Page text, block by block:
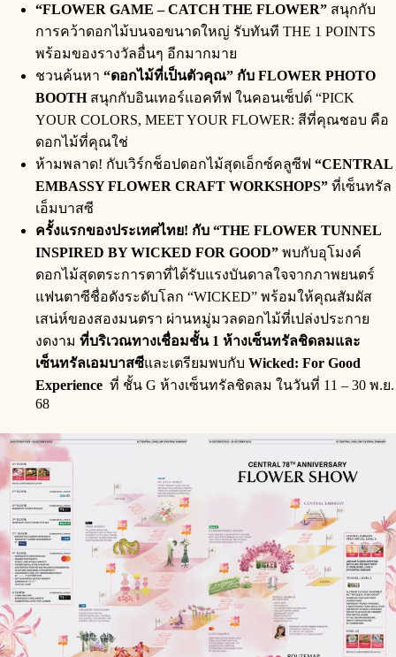
“FLOWER GAME – CATCH THE FLOWER” สนุกกับ
การคว้าดอกไม้บนจอขนาดใหญ่ รับทันที THE 1 POINTS
พร้อมของรางวัลอื่นๆ อีกมากมาย
ชวนค้นหา “ดอกไม้ที่เป็นตัวคุณ” กับ FLOWER PHOTO
BOOTH สนุกกับอินเทอร์แอคทีฟ ในคอนเซ็ปต์ “PICK
YOUR COLORS, MEET YOUR FLOWER: สีที่คุณชอบ คือ
ดอกไม้ที่คุณใช่
ห้ามพลาด! กับเวิร์กช็อปดอกไม้สุดเอ็กซ์คลูซีฟ “CENTRAL
EMBASSY FLOWER CRAFT WORKSHOPS” ที่เซ็นทรัล
เอ็มบาสซี
ครั้งแรกของประเทศไทย! กับ “THE FLOWER TUNNEL
INSPIRED BY WICKED FOR GOOD” พบกับอุโมงค์
ดอกไม้สุดตระการตาที่ได้รับแรงบันดาลใจจากภาพยนตร์
แฟนตาซีชื่อดังระดับโลก “WICKED” พร้อมให้คุณสัมผัส
เสน่ห์ของสองมนตรา ผ่านหมู่มวลดอกไม้ที่เปล่งประกาย
งดงาม ที่บริเวณทางเชื่อมชั้น1 ห้างเซ็นทรัลชิดลมและ
เซ็นทรัลเอมบาสซีและเตรียมพบกับ Wicked: For Good
Experience ที่ ชั้น G ห้างเซ็นทรัลชิดลม ในวันที่ 11 – 30 พ.ย.
68